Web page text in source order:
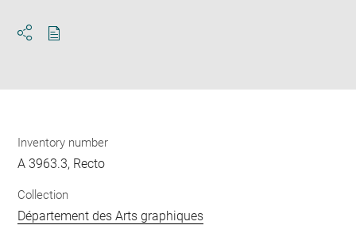
Inventory number
A 3963.3, Recto
Collection
Département des Arts graphiques